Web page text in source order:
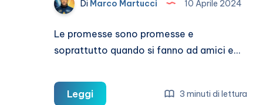
Di Marco Martucci 10 Aprile 2024
Le promesse sono promesse e
soprattutto quando si fanno ad amici e…
LeggiDimenticare
3 minuti di lettura